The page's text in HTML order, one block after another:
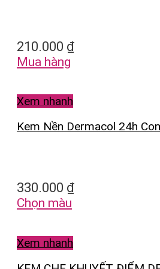
210.000 ₫
Mua hàng
Xem nhanh
Kem Nền Dermacol 24h
330.000 ₫
Chọn màu
Xem nhanh